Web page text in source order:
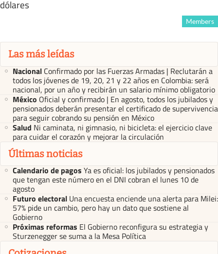
dólares
Members
Las más leídas
Nacional Confirmado por las Fuerzas Armadas | Reclutarán a
todos los jóvenes de 19, 20, 21 y 22 años en Colombia: será
nacional, por un año y recibirán un salario mínimo obligatorio
México Oficial y confirmado | En agosto, todos los jubilados y
pensionados deberán presentar el certificado de supervivencia
para seguir cobrando su pensión en México
Salud Ni caminata, ni gimnasio, ni bicicleta: el ejercicio clave
para cuidar el corazón y mejorar la circulación
Últimas noticias
Calendario de pagos Ya es oficial: los jubilados y pensionados
que tengan este número en el DNI cobran el lunes 10 de
agosto
Futuro electoral Una encuesta enciende una alerta para Milei:
57% pide un cambio, pero hay un dato que sostiene al
Gobierno
Próximas reformas El Gobierno reconfigura su estrategia y
Sturzenegger se suma a la Mesa Política